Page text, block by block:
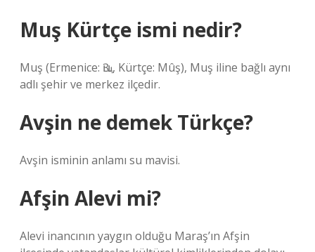
Muş Kürtçe ismi nedir?
Muş (Ermenice: Ԅււַ, Kürtçe: Mûş), Muş iline bağlı aynı
adlı şehir ve merkez ilçedir.
Avşin ne demek Türkçe?
Avşin isminin anlamı su mavisi.
Afşin Alevi mi?
Alevi inancının yaygın olduğu Maraş’ın Afşin